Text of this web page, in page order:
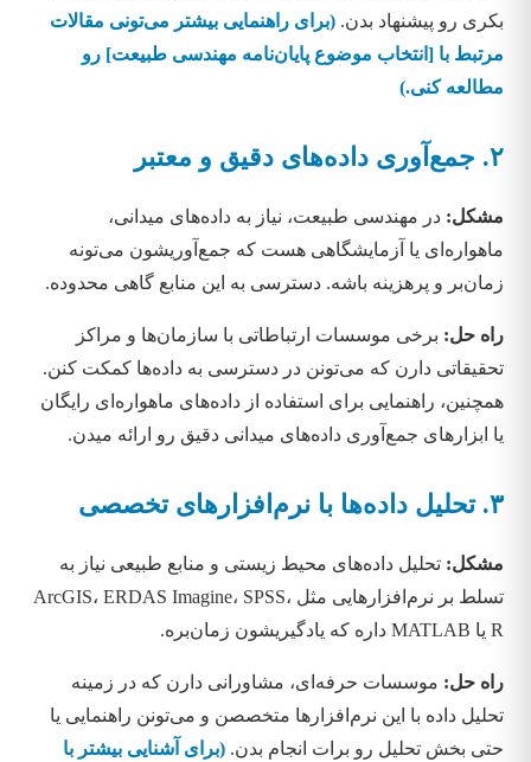
بکری رو پیشنهاد بدن. (برای راهنمایی بیشتر می‌تونی مقالات
مرتبط با [انتخاب موضوع پایان‌نامه مهندسی طبیعت] رو
مطالعه کنی.)
۲. جمع‌آوری داده‌های دقیق و معتبر
مشکل: در مهندسی طبیعت، نیاز به داده‌های میدانی،
ماهواره‌ای یا آزمایشگاهی هست که جمع‌آوریشون می‌تونه
زمان‌بر و پرهزینه باشه. دسترسی به این منابع گاهی محدوده.
راه حل: برخی موسسات ارتباطاتی با سازمان‌ها و مراکز
تحقیقاتی دارن که می‌تونن در دسترسی به داده‌ها کمکت کنن.
همچنین، راهنمایی برای استفاده از داده‌های ماهواره‌ای رایگان
یا ابزارهای جمع‌آوری داده‌های میدانی دقیق رو ارائه میدن.
۳. تحلیل داده‌ها با نرم‌افزارهای تخصصی
مشکل: تحلیل داده‌های محیط زیستی و منابع طبیعی نیاز به
تسلط بر نرم‌افزارهایی مثل ArcGIS، ERDAS Imagine، SPSS،
R یا MATLAB داره که یادگیریشون زمان‌بره.
راه حل: موسسات حرفه‌ای، مشاورانی دارن که در زمینه
تحلیل داده با این نرم‌افزارها متخصصن و می‌تونن راهنمایی یا
حتی بخش تحلیل رو برات انجام بدن. (برای آشنایی بیشتر با